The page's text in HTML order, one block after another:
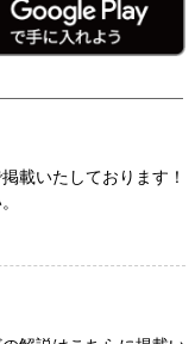
載いたしております！